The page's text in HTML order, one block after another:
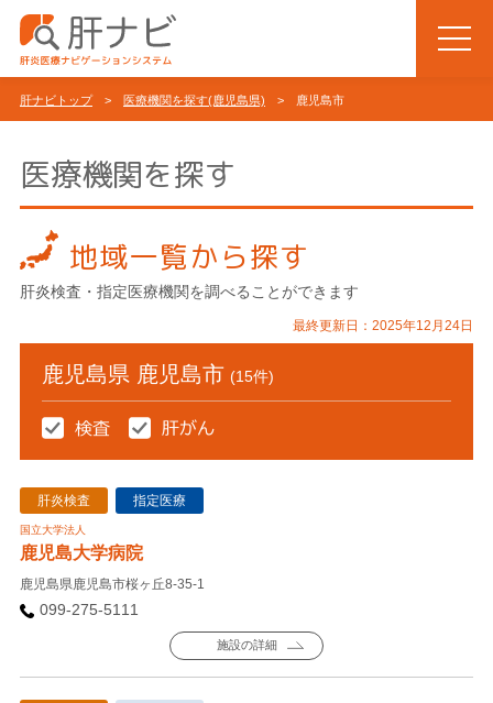
肝ナビトップ> 医療機関を探す(鹿児島県) > 鹿児島市
医療機関を探す
地域一覧から探す
肝炎検査・指定医療機関を調べることができます
最終更新日：2025年12月24日
鹿児島県 鹿児島市 (15件)
肝炎検査 指定医療
国立大学法人
鹿児島大学病院
鹿児島県鹿児島市桜ヶ丘8-35-1
099-275-5111
施設の詳細